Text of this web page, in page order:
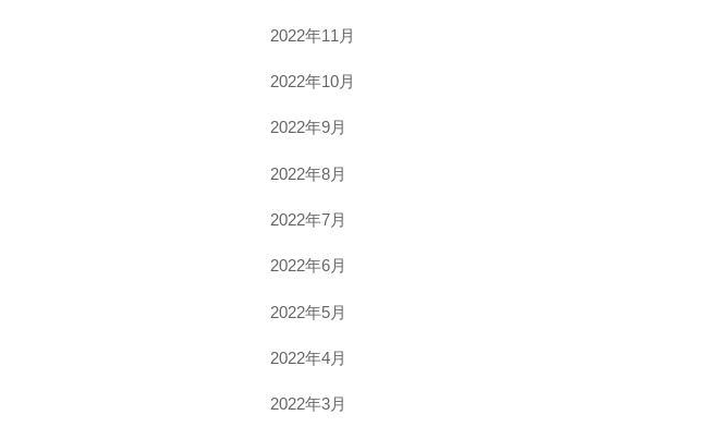
2022年11月
2022年10月
2022年9月
2022年8月
2022年7月
2022年6月
2022年5月
2022年4月
2022年3月